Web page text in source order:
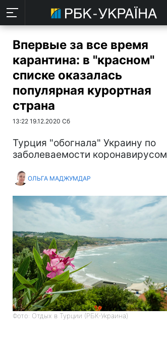
Впервые за все время
карантина: в "красном"
списке оказалась
популярная курортная
страна
13:22 19.12.2020 Сб
Турция "обогнала" Украину по
заболеваемости коронавирусом
ОЛЬГА МАДЖУМДАР
Фото: Отдых в Турции (РБК-Украина)